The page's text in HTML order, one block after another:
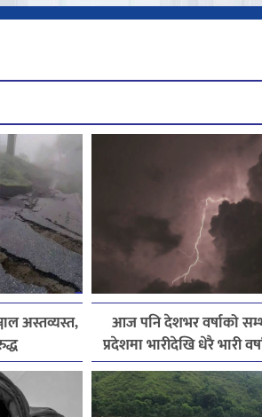
अस्तव्यस्त,
आज पनि देशभर वर्षाको
प्रदेशमा भारीदेखि धेरै भारी